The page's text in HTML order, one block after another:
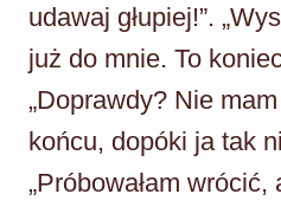
udawaj głupiej!”.
już do mnie. To
„Doprawdy? Nie
końcu, dopóki ja tak
„Próbowałam wrócić,